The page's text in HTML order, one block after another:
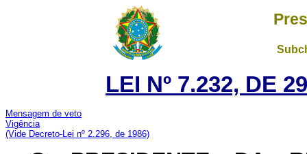
LEI Nº 7.232, DE
Mensagem de veto
Vigência
(Vide Decreto-Lei nº 2.296, de 1986)